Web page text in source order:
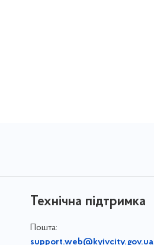
Технічна підтримка
Пошта:
support.web@kyivcity.gov.ua